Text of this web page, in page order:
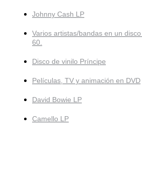
Johnny Cash LP
Varios artistas/bandas en un
60.
Disco de vinilo Príncipe
Películas, TV y animación en DVD
David Bowie LP
Camello LP